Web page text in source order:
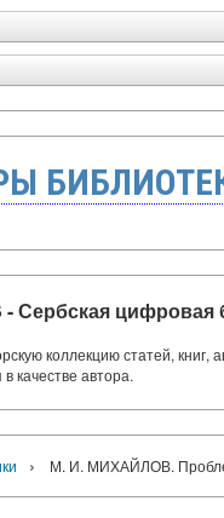
- Сербская цифровая
коллекцию статей,
качестве автора.
› М. И. МИХАЙЛОВ.